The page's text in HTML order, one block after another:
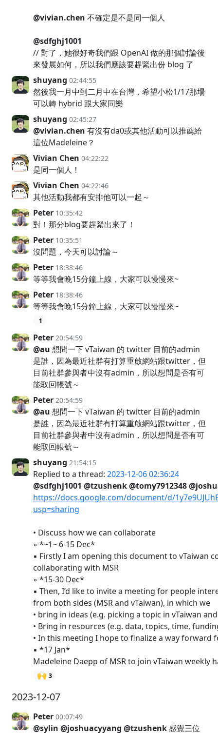
@vivian.chen 不確定是不是同一個人
@sdfghj1001
// 對了，她很好奇我們跟 OpenAI 做的那個討論後
來發展如何，所以我們應該要趕緊出份 blog 了
shuyang 02:44:55
然後我一月中到二月中在台灣，希望小松1/17那場
可以轉 hybrid 跟大家同樂
shuyang 02:45:27
@vivian.chen 有沒有da0或其他活動可以推薦給
這位Madeleine？
Vivian Chen 04:22:22
是同一個人！
Vivian Chen 04:22:46
其他活動我都有安排他可以一起～
Peter 10:35:42
對！那分blog要趕緊出來了！
Peter 10:35:51
沒問題，今天可以討論～
Peter 18:38:46
等等我會晚15分鐘上線，大家可以慢慢來~
Peter 18:38:46
等等我會晚15分鐘上線，大家可以慢慢來~
1
Peter 20:54:59
@au 想問一下 vTaiwan 的 twitter 目前的admin
是誰，因為最近社群有打算重啟網站跟twitter，但
目前社群參與者中沒有admin，所以想問是否有可
能取回帳號～
Peter 20:54:59
@au 想問一下 vTaiwan 的 twitter 目前的admin
是誰，因為最近社群有打算重啟網站跟twitter，但
目前社群參與者中沒有admin，所以想問是否有可
能取回帳號～
shuyang 21:54:15
Replied to a thread: 2023-12-06 02:36:24
@sdfghj1001 @tzushenk@tomy7912348
https://docs.google.com/document/d/
usp=sharing
• Discuss how we can collaborate
◦ *~1~ 6-15 Dec*
▪︎ Firstly I am opening this document to vTaiwan
collaborating with MSR
◦ *15-30 Dec*
▪︎ Then, I’d like to invite a meeting for people
from both sides (MSR and vTaiwan), in which we
• bring in ideas (e.g. picking a topic in vTaiwan
• Bring in resources (e.g. data, topics, time,
• In this meeting I hope to finalize a way forward
▪︎ *17 Jan*
Madeleine Daepp of MSR to join vTaiwan
🙌 3
2023-12-07
Peter 00:07:49
@sylin @joshuacyyang @tzushenk感覺三位